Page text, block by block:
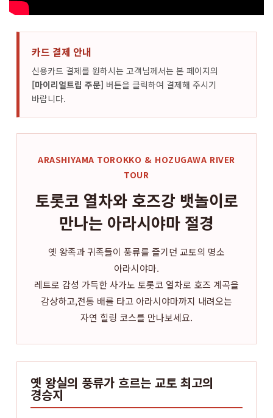
카드 결제 안내
신용카드 결제를 원하시는 고객님께서는 본 페이지의
[마이리얼트립 주문] 버튼을 클릭하여 결제해 주시기
바랍니다.
ARASHIYAMA TOROKKO & HOZUGAWA RIVER
TOUR
토롯코 열차와 호즈강 뱃놀이로
만나는 아라시야마 절경
옛 왕족과 귀족들이 풍류를 즐기던 교토의 명소
아라시야마.
레트로 감성 가득한 사가노 토롯코 열차로 호즈 계곡을
감상하고,전통 배를 타고 아라시야마까지 내려오는
자연 힐링 코스를 만나보세요.
옛 왕실의 풍류가 흐르는 교토 최고의
경승지